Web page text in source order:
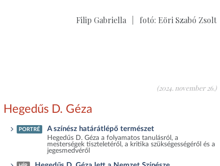
Filip Gabriella | fotó: Eöri Szabó Zsolt
(2024. november 26.)
Hegedűs D. Géza
PORTRÉ A színész határátlépő természet
Hegedűs D. Géza a folyamatos tanulásról, a
mesterségek tiszteletéről, a kritika szükségességéről és a
jegesmedvéről